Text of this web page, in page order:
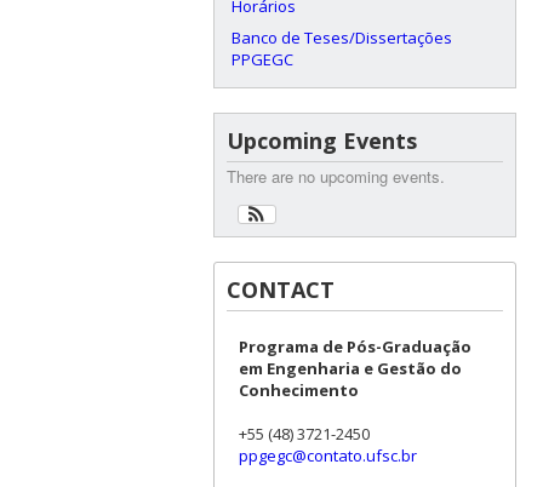
Horários
Banco de Teses/Dissertações
PPGEGC
Upcoming Events
There are no upcoming events.
CONTACT
Programa de Pós-Graduação
em Engenharia e Gestão do
Conhecimento
+55 (48) 3721-2450
ppgegc@contato.ufsc.br